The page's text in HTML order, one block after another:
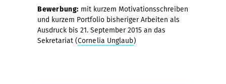
Bewerbung: mit kurzem Motivationsschreiben
und kurzem Portfolio bisheriger Arbeiten als
Ausdruck bis 21. September 2015 an das
Sekretariat (Cornelia Unglaub)